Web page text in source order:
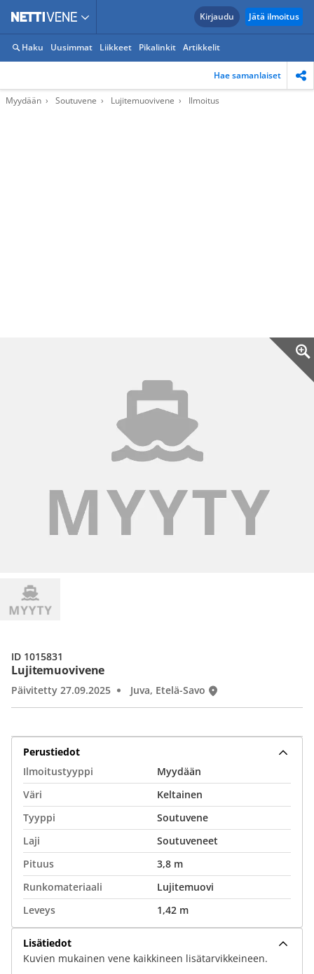
Kirjaudu Jätä ilmoitus
Haku Uusimmat Liikkeet Pikalinkit Artikkelit
Hae samanlaiset
Myydään Soutuvene Lujitemuovivene Ilmoitus
Lujitemuovivene
Päivitetty 27.09.2025 Juva, Etelä-Savo
ID 1015831
Perustiedot
Ilmoitustyyppi
Myydään
Väri
Keltainen
Tyyppi
Soutuvene
Laji
Soutuveneet
Pituus
3,8 m
Runkomateriaali
Lujitemuovi
Leveys
1,42 m
Lisätiedot
Kuvien mukainen vene kaikkineen lisätarvikkeineen.